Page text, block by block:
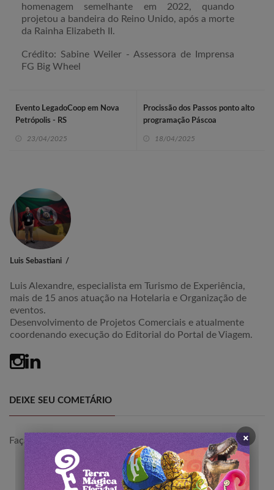
homenagem semelhante em 2022, quando
projetou a bandeira do Reino Unido, após a morte
da Rainha Elizabeth II.
Crédito: Sabine Weiler - Assessora de Imprensa
FG Big Wheel
Evento LegadoCoop em Nova
Petrópolis - RS
23/04/2025
Procissão dos Passos ponto alto
programação Páscoa
18/04/2025
Luis Sebastiani
Luis Alexandre, especialista em Turismo de Experiência,
mais de 15 anos atuação na Hotelaria e Organização de
eventos.
Desenvolvimento de Projetos Comerciais e atualmente
coordenando execução do Editorial do Portal de Viagem.
DEIXE SEU COMETÁRIO
Faça para comentar a publicação. ×